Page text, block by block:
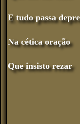
E tudo passa
Na cética oração
Que insisto rezar